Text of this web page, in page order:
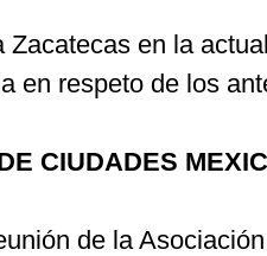
en la
en respeto de los
CIUDADES
de la